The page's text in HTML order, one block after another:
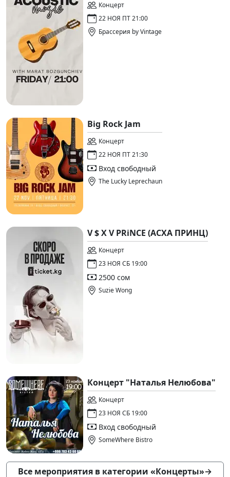
Концерт
22 НОЯ ПТ 21:00
Брассерия by Vintage
Big Rock Jam
Концерт
22 НОЯ ПТ 21:30
Вход свободный
The Lucky Leprechaun
V $ X V PRiNCE (АСХА ПРИНЦ)
Концерт
23 НОЯ СБ 19:00
2500 сом
Suzie Wong
Концерт "Наталья Нелюбова"
Концерт
23 НОЯ СБ 19:00
Вход свободный
SomeWhere Bistro
Все мероприятия в категории «Концерты»→